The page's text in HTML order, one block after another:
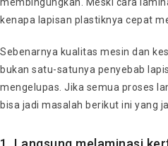
kenapa lapisan plastiknya cepat
Sebenarnya kualitas mesin dan
bukan satu-satunya penyebab
mengelupas. Jika semua proses
bisa jadi masalah berikut ini yang